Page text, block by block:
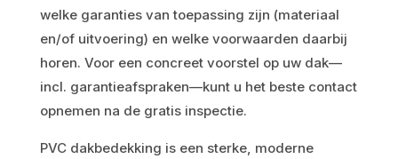
welke garanties van toepassing zijn (materiaal
en/of uitvoering) en welke voorwaarden daarbij
horen. Voor een concreet voorstel op uw dak—
incl. garantieafspraken—kunt u het beste contact
opnemen na de gratis inspectie.
PVC dakbedekking is een sterke, moderne